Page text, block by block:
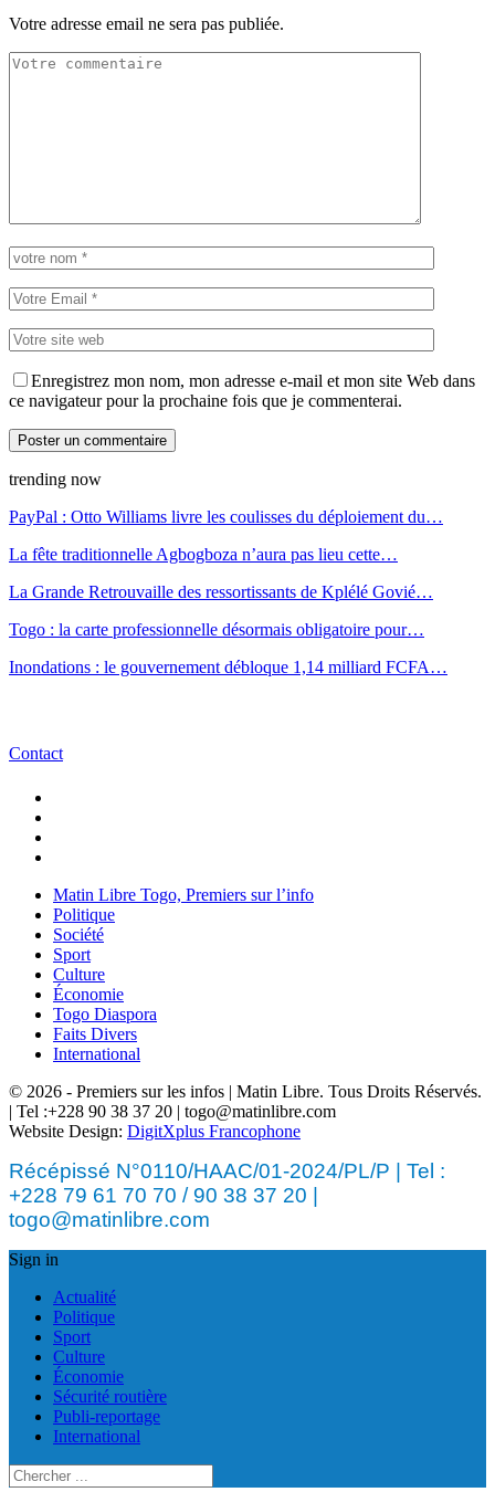
Votre adresse email ne sera pas publiée.
Enregistrez mon nom, mon adresse e-mail et mon site Web dans
ce navigateur pour la prochaine fois que je commenterai.
trending now
PayPal : Otto Williams livre les coulisses du déploiement du…
La fête traditionnelle Agbogboza n’aura pas lieu cette…
La Grande Retrouvaille des ressortissants de Kplélé Govié…
Togo : la carte professionnelle désormais obligatoire pour…
Inondations : le gouvernement débloque 1,14 milliard FCFA…
Contact
Matin Libre Togo, Premiers sur l’info
Politique
Société
Sport
Culture
Économie
Togo Diaspora
Faits Divers
International
© 2026 - Premiers sur les infos | Matin Libre. Tous Droits Réservés.
| Tel :+228 90 38 37 20 | togo@matinlibre.com
Website Design: DigitXplus Francophone
Récépissé N°0110/HAAC/01-2024/PL/P | Tel :
+228 79 61 70 70 / 90 38 37 20 |
togo@matinlibre.com
Sign in
Actualité
Politique
Sport
Culture
Économie
Sécurité routière
Publi-reportage
International